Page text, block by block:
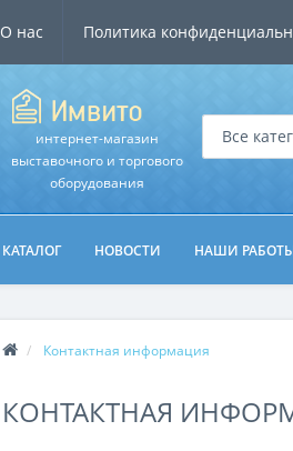
О нас Политика
интернет-магазин
выставочного и торгового
оборудования
Все
КАТАЛОГ НОВОСТИ НАШИ
Контактная информация
КОНТАКТНАЯ